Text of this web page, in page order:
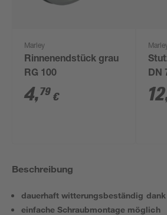
Marley
Rinnenendstück grau
RG 100
4,79 €
DN
12
Beschreibung
dauerhaft witterungsbeständig
einfache Schraubmontage möglich